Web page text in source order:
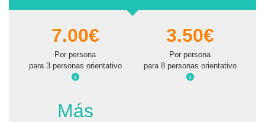
7.00€
Por persona
para 3 personas orientativo
3.50€
Por persona
para 8 personas orientativo
Más